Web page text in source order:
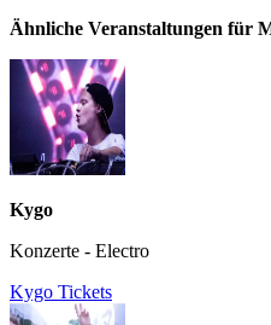
Ähnliche Veranstaltungen für
Kygo
Konzerte - Electro
Kygo Tickets